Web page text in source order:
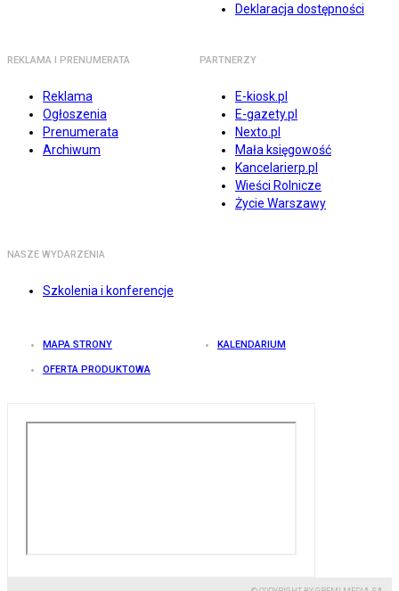
Deklaracja dostępności
REKLAMA I PRENUMERATA
Reklama
Ogłoszenia
Prenumerata
Archiwum
PARTNERZY
E-kiosk.pl
E-gazety.pl
Nexto.pl
Mała księgowość
Kancelarierp.pl
Wieści Rolnicze
Życie Warszawy
NASZE WYDARZENIA
Szkolenia i konferencje
MAPA STRONY KALENDARIUM
OFERTA PRODUKTOWA